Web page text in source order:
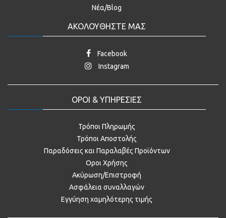
Νέα/Blog
ΑΚΟΛΟΥΘΗΣΤΕ ΜΑΣ
Facebook
Instagram
ΟΡΟΙ & ΥΠΗΡΕΣΙΕΣ
Τρόποι Πληρωμής
Τρόποι Αποστολής
Παραδόσεις και Παραλαβές Προϊόντων
Οροι Χρήσης
Ακύρωση/Επιστροφή
Ασφάλεια συναλλαγών
Εγγύηση χαμηλότερης τιμής